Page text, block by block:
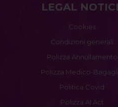
LEGAL
Cookies
Condizioni generali
Polizza Annullamento
Polizza Medico-
Politica Covid
Polizza AI Act